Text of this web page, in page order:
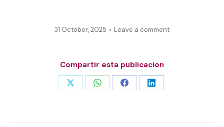
31 October, 2025 Leave a comment
Compartir esta publicacion
Share Share Share Share